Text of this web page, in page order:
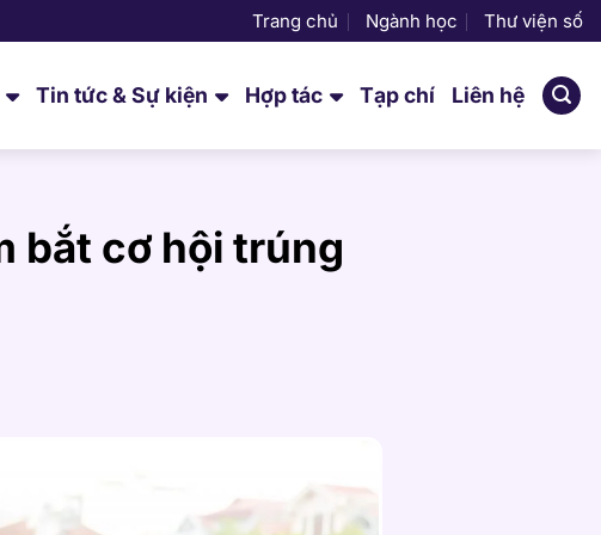
Trang chủ Ngành học Thư viện số
Tin tức & Sự kiện Hợp tác Tạp chí Liên hệ
bắt cơ hội trúng